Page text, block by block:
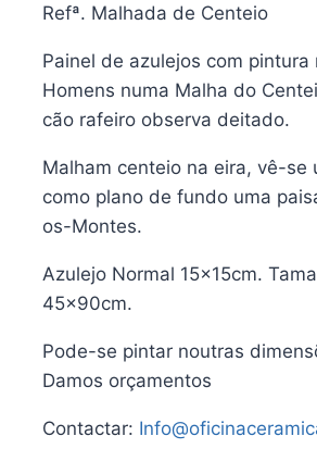
Refª. Malhada de Centeio
Painel de azulejos com pintura
Homens numa Malha do
cão rafeiro observa deitado.
Malham centeio na eira, vê-se
como plano de fundo uma
os-Montes.
Azulejo Normal 15x15cm.
45x90cm.
Pode-se pintar noutras
Damos orçamentos
Contactar: